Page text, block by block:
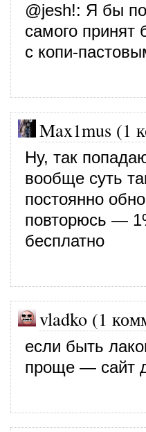
@jesh!: Я бы
самого принят
с копи-
Max1mus (1
Ну, так
вообще суть
постоянно
повторюсь —
бесплатно
vladko (1
если быть
проще — сайт